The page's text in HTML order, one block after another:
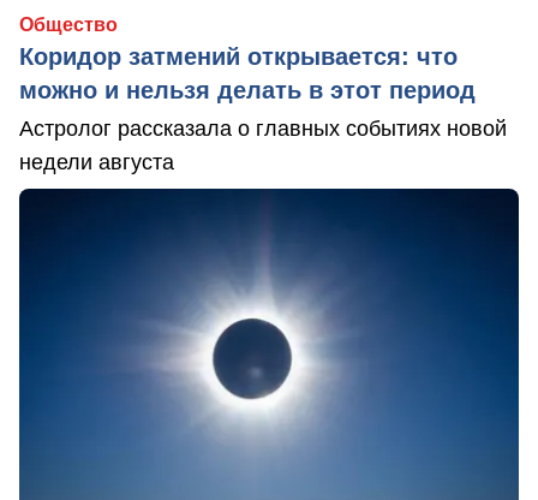
Общество
Коридор затмений открывается: что
можно и нельзя делать в этот период
Астролог рассказала о главных событиях новой
недели августа